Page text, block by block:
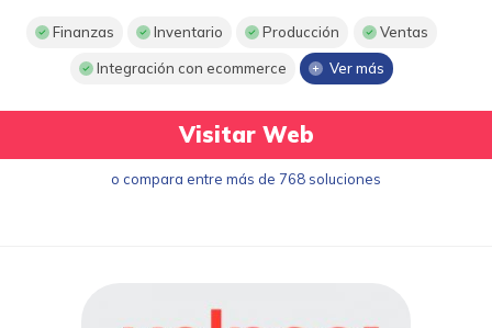
Finanzas Inventario Producción Ventas
Integración con ecommerce Ver más
Visitar Web
o compara entre más de 768 soluciones